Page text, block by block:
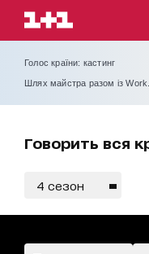
Голос країни: кастинг
Шлях майстра разом із
Говорить вся
4 сезон